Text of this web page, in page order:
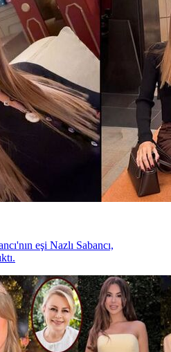
eşi Nazlı Sabancı,